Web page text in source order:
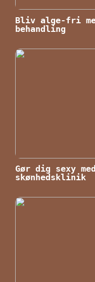
Bliv alge-fri
behandling
Gør dig sexy
skønhedsklinik